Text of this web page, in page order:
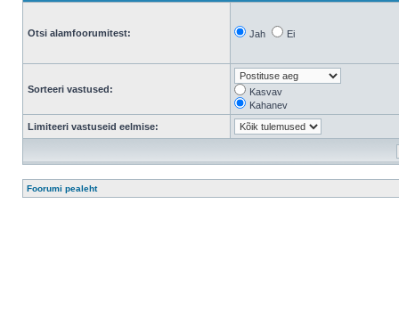
Otsi alamfoorumitest: Jah Ei
Sorteeri vastused:
Kasvav
Kahanev
Limiteeri vastuseid eelmise:
Foorumi pealeht